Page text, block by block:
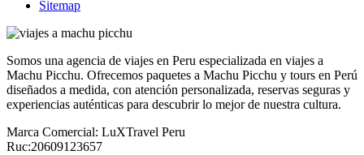
Sitemap
Somos una agencia de viajes en Peru especializada en viajes a
Machu Picchu. Ofrecemos paquetes a Machu Picchu y tours en Perú
diseñados a medida, con atención personalizada, reservas seguras y
experiencias auténticas para descubrir lo mejor de nuestra cultura.
Marca Comercial: LuXTravel Peru
Ruc:20609123657